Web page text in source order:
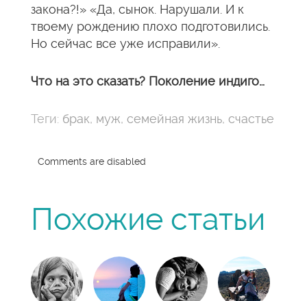
закона?!» «Да, сынок. Нарушали. И к
твоему рождению плохо подготовились.
Но сейчас все уже исправили».
Что на это сказать? Поколение индиго…
Теги: брак, муж, семейная жизнь, счастье
Comments are disabled
Похожие статьи